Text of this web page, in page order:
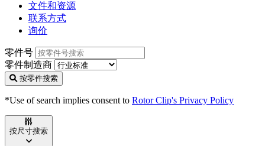
文件和资源
联系方式
询价
零件号
零件制造商
按零件搜索
*Use of search implies consent to Rotor Clip's Privacy Policy
按尺寸搜索